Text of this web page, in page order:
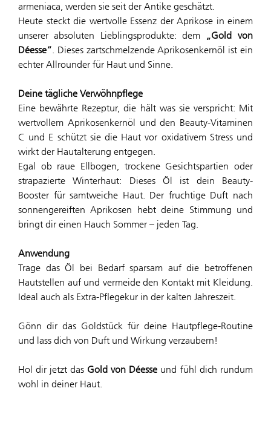
armeniaca, werden sie seit der Antike geschätzt.
Heute steckt die wertvolle Essenz der Aprikose in einem
unserer absoluten Lieblingsprodukte: dem „Gold von
Déesse“. Dieses zartschmelzende Aprikosenkernöl ist ein
echter Allrounder für Haut und Sinne.
Deine tägliche Verwöhnpflege
Eine bewährte Rezeptur, die hält was sie verspricht: Mit
wertvollem Aprikosenkernöl und den Beauty-Vitaminen
C und E schützt sie die Haut vor oxidativem Stress und
wirkt der Hautalterung entgegen.
Egal ob raue Ellbogen, trockene Gesichtspartien oder
strapazierte Winterhaut: Dieses Öl ist dein Beauty-
Booster für samtweiche Haut. Der fruchtige Duft nach
sonnengereiften Aprikosen hebt deine Stimmung und
bringt dir einen Hauch Sommer – jeden Tag.
Anwendung
Trage das Öl bei Bedarf sparsam auf die betroffenen
Hautstellen auf und vermeide den Kontakt mit Kleidung.
Ideal auch als Extra-Pflegekur in der kalten Jahreszeit.
Gönn dir das Goldstück für deine Hautpflege-Routine
und lass dich von Duft und Wirkung verzaubern!
Hol dir jetzt das Gold von Déesse und fühl dich rundum
wohl in deiner Haut.